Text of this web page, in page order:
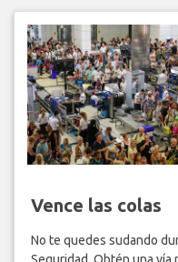
Vence las colas
No te quedes sudando
Seguridad. Obtén una vía